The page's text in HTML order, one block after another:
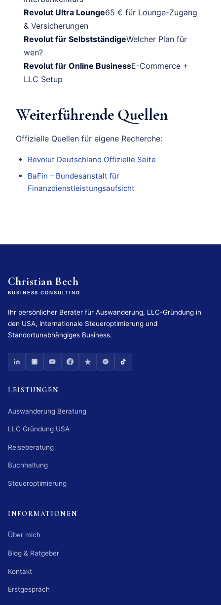
Revolut Ultra Lounge65 € für Lounge-Zugang
& Versicherungen
Revolut für SelbstständigeWelcher Plan für
wen?
Revolut für Online BusinessE-Commerce +
LLC Setup
Weiterführende Quellen
Offizielle Quellen für eigene Recherche:
Revolut Deutschland Offizielle Seite
BaFin – Bundesanstalt für
Finanzdienstleistungsaufsicht
Christian Bech
BUSINESS CONSULTING
Ihr persönlicher Berater für Auswanderung, LLC-Gründung in
den USA, internationale Steueroptimierung und
Standortunabhängiges Business.
LEISTUNGEN
Auswanderung Beratung
LLC Gründung USA
Reiseberatung
Buchhaltung
Steueroptimierung
INFORMATIONEN
Über mich
Blog & Ratgeber
Kontakt
Erstgespräch